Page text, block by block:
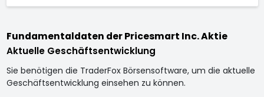
Fundamentaldaten der Pricesmart Inc. Aktie
Aktuelle Geschäftsentwicklung
Sie benötigen die TraderFox Börsensoftware, um die aktuelle
Geschäftsentwicklung einsehen zu können.